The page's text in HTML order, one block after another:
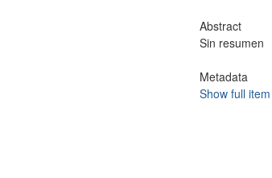
Abstract
Sin resumen
Metadata
Show full